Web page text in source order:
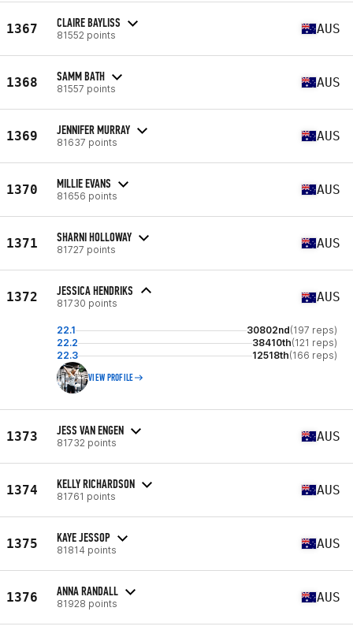
1367 CLAIRE BAYLISS
81552 points AUS
1368 SAMM BATH
81557 points AUS
1369 JENNIFER MURRAY
81637 points AUS
1370 MILLIE EVANS
81656 points AUS
1371 SHARNI HOLLOWAY
81727 points AUS
1372 JESSICA HENDRIKS
81730 points AUS
22.1 30802nd(197 reps)
22.2
38410th(121 reps)
22.3
12518th(166 reps)
VIEW PROFILE
1373 JESS VAN ENGEN
81732 points AUS
1374 KELLY RICHARDSON
81761 points AUS
1375 KAYE JESSOP
81814 points AUS
1376 ANNA RANDALL
81928 points AUS